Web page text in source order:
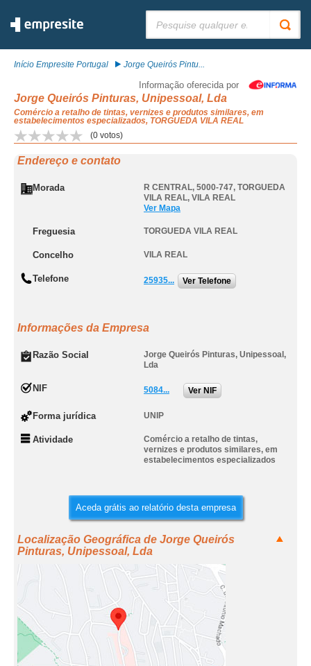
Início Empresite Portugal Jorge Queirós Pintu...
Informação oferecida por
Jorge Queirós Pinturas, Unipessoal, Lda
Comércio a retalho de tintas, vernizes e produtos similares, em
estabelecimentos especializados, TORGUEDA VILA REAL
(0 votos)
Endereço e contato
Morada R CENTRAL, 5000-747, TORGUEDA
VILA REAL, VILA REAL
Ver Mapa
Freguesia TORGUEDA VILA REAL
Concelho VILA REAL
Telefone 25935... Ver Telefone
Informações da Empresa
Razão Social
Jorge Queirós Pinturas, Unipessoal,
Lda
NIF 5084... Ver NIF
Forma jurídica UNIP
Atividade
Comércio a retalho de tintas,
vernizes e produtos similares, em
estabelecimentos especializados
Aceda grátis ao relatório desta empresa
Localização Geográfica de Jorge Queirós
Pinturas, Unipessoal, Lda